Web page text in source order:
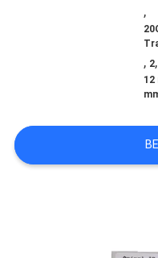
CONTACTEER
NIEUWS
,
, 2,
12